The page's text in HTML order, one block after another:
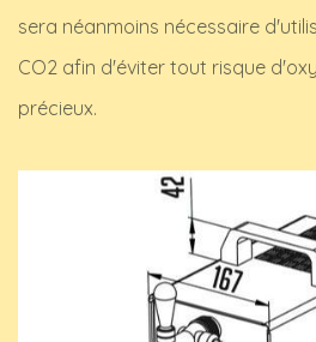
sera néanmoins nécessaire
CO2 afin d'éviter tout risque
précieux.